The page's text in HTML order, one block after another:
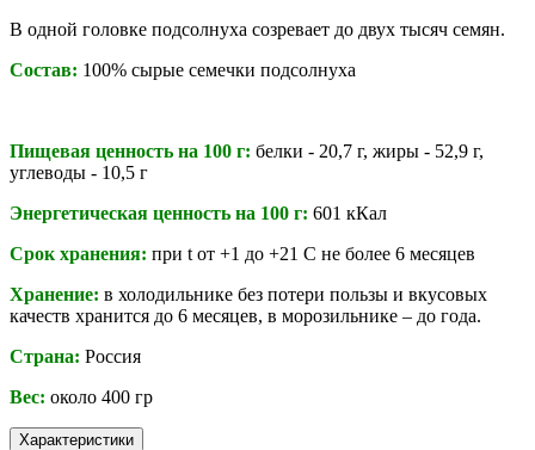
В одной головке подсолнуха созревает до двух тысяч семян.
Состав: 100% сырые семечки подсолнуха
Пищевая ценность на 100 г: белки - 20,7 г, жиры - 52,9 г,
углеводы - 10,5 г
Энергетическая ценность на 100 г: 601 кКал
Срок хранения: при t от +1 до +21 С не более 6 месяцев
Хранение: в холодильнике без потери пользы и вкусовых
качеств хранится до 6 месяцев, в морозильнике – до года.
Страна: Россия
Вес: около 400 гр
Характеристики